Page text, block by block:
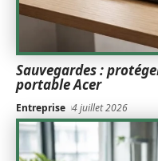
Sauvegardes :
portable Acer
Entreprise 4 juillet 2026